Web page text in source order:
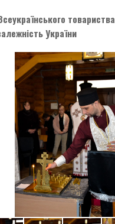
товариства
України